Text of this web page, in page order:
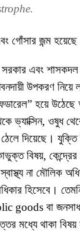
গোঁসার জন্ম
সরকার এবং
উপকরণ নিয়ে
হয়ে উঠেছে
ভ্যাক্সিন, ওষুধ
ঠেলে দিয়েছে।
বিষয়,
না মৌলিক
হিসেবে।
goods বা
মধ্যে থাকা